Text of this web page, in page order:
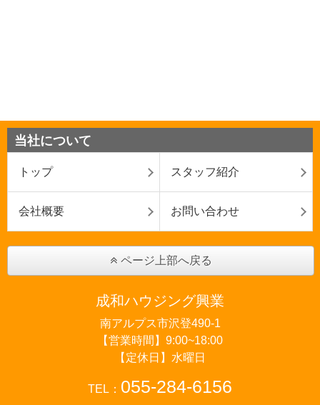
当社について
トップ スタッフ紹介
会社概要 お問い合わせ
ページ上部へ戻る
成和ハウジング興業
南アルプス市沢登490-1
【営業時間】9:00~18:00
【定休日】水曜日
TEL： 055-284-6156